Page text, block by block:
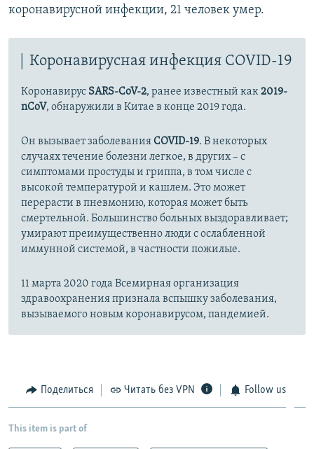
коронавирусной инфекции, 21 человек умер.
Коронавирусная инфекция COVID-19
Коронавирус SARS-CoV-2, ранее известный как2019-
nCoV, обнаружили в Китае в конце 2019 года.
Он вызывает заболеванияCOVID-19. В некоторых
случаях течение болезни легкое, в других – с
симптомами простуды и гриппа, в том числе с
высокой температурой и кашлем. Это может
перерасти в пневмонию, которая может быть
смертельной. Большинство больных выздоравливает;
умирают преимущественно люди с ослабленной
иммунной системой, в частности пожилые.
11 марта 2020 года Всемирная организация
здравоохранения признала вспышку заболевания,
вызываемого новым коронавирусом, пандемией.
Поделиться Читать без VPN Follow us
This item is part of